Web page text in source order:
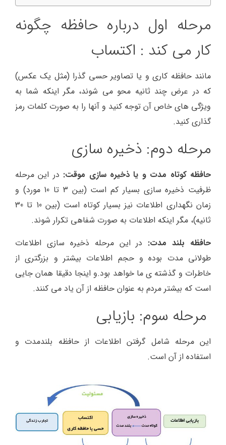
مرحله اول درباره حافظه چگونه
کار می کند : اکتساب
مانند حافظه کاری و یا تصاویر حسی گذرا (مثل یک عکس)
که در عرض چند ثانیه محو می شوند، مگر اینکه شما به
ویژگی های خاص آن توجه کنید و آنها را به صورت کلمات رمز
گذاری کنید.
مرحله دوم: ذخیره سازی
حافظه کوتاه مدت و یا ذخیره سازی موقت: در این مرحله
ظرفیت ذخیره سازی بسیار کم است (بین 3 تا 10 مورد) و
زمان نگهداری اطلاعات نیز بسیار کوتاه است (بین 10 تا 30
ثانیه)، مگر اینکه اطلاعات به صورت شفاهی تکرار شوند.
حافظه بلند مدت: در این مرحله ذخیره سازی اطلاعات
طولانی مدت بوده و حجم اطلاعات بیشتر و بزرگتری از
خاطرات و گذشته ی ما خواهد بود.و اینجا دقیقا همان جایی
است که بیشتر مردم به عنوان حافظه از آن یاد می کنند.
مرحله سوم: بازیابی
این مرحله شامل گرفتن اطلاعات از حافظه بلندمدت و
استفاده از آن است.